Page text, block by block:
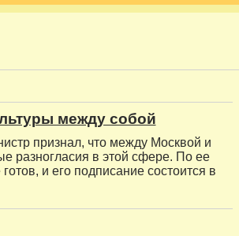
между собой
признал, что между Москвой и
разногласия в этой сфере. По ее
и его подписание состоится в